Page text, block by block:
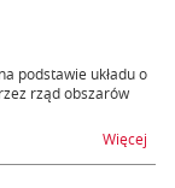
podstawie układu o
rząd obszarów
Więcej